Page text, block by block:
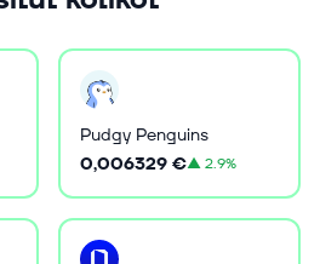
Pudgy Penguins
0,006329 €▲2.9%